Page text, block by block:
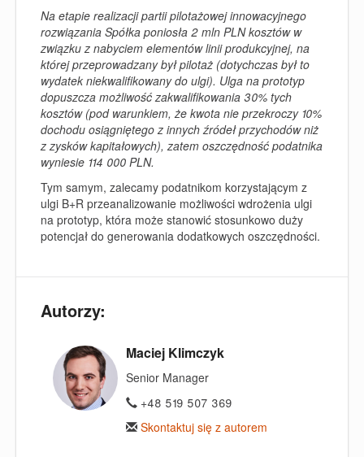
Na etapie realizacji partii pilotażowej innowacyjnego
rozwiązania Spółka poniosła 2 mln PLN kosztów w
związku z nabyciem elementów linii produkcyjnej, na
której przeprowadzany był pilotaż (dotychczas był to
wydatek niekwalifikowany do ulgi). Ulga na prototyp
dopuszcza możliwość zakwalifikowania 30% tych
kosztów (pod warunkiem, że kwota nie przekroczy 10%
dochodu osiągniętego z innych źródeł przychodów niż
z zysków kapitałowych), zatem oszczędność podatnika
wyniesie 114 000 PLN.
Tym samym, zalecamy podatnikom korzystającym z
ulgi B+R przeanalizowanie możliwości wdrożenia ulgi
na prototyp, która może stanowić stosunkowo duży
potencjał do generowania dodatkowych oszczędności.
Autorzy:
Maciej Klimczyk
Senior Manager
+48 519 507 369
Skontaktuj się z autorem